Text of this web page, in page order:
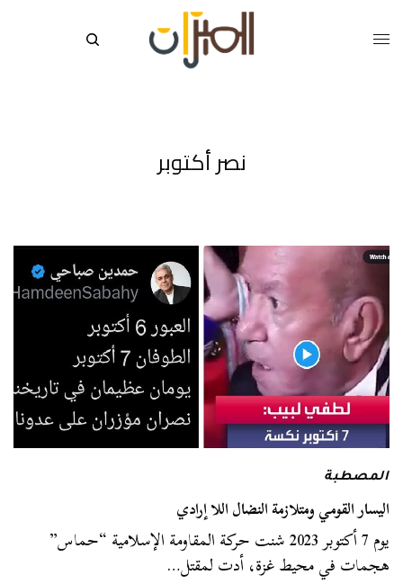
نصر أكتوبر
المصطبة
اليسار القومي ومتلازمة النضال اللا إرادي
يوم 7 أكتوبر 2023 شنت حركة المقاومة الإسلامية “حماس”
هجمات في محيط غزة، أدت لمقتل…